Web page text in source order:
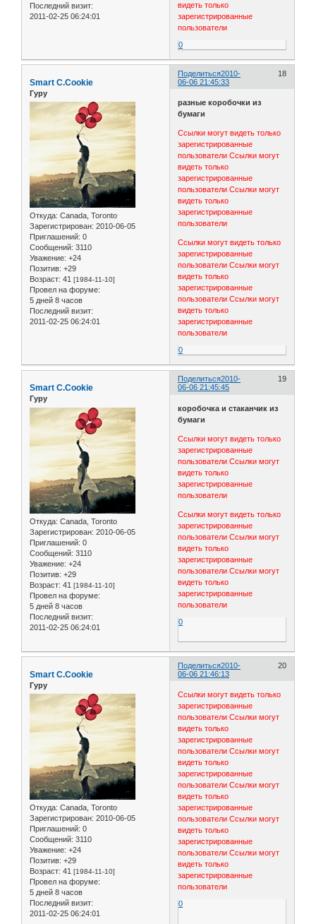
Последний визит:
2011-02-25 06:24:01
видеть только
зарегистрированные
пользователи
0
Поделиться 18
2010-
06-06 21:45:33
Smart C.Cookie
Гуру
Откуда: Canada, Toronto
Зарегистрирован: 2010-06-05
Приглашений: 0
Сообщений: 3110
Уважение: +24
Позитив: +29
Возраст: 41 [1984-11-10]
Провел на форуме:
5 дней 8 часов
Последний визит:
2011-02-25 06:24:01
разные коробочки из
бумаги
Ссылки могут видеть только
зарегистрированные
пользователи Ссылки могут
видеть только
зарегистрированные
пользователи Ссылки могут
видеть только
зарегистрированные
пользователи
Ссылки могут видеть только
зарегистрированные
пользователи Ссылки могут
видеть только
зарегистрированные
пользователи Ссылки могут
видеть только
зарегистрированные
пользователи
0
Поделиться 19
2010-
06-06 21:45:45
Smart C.Cookie
Гуру
Откуда: Canada, Toronto
Зарегистрирован: 2010-06-05
Приглашений: 0
Сообщений: 3110
Уважение: +24
Позитив: +29
Возраст: 41 [1984-11-10]
Провел на форуме:
5 дней 8 часов
Последний визит:
2011-02-25 06:24:01
коробочка и стаканчик из
бумаги
Ссылки могут видеть только
зарегистрированные
пользователи Ссылки могут
видеть только
зарегистрированные
пользователи
Ссылки могут видеть только
зарегистрированные
пользователи Ссылки могут
видеть только
зарегистрированные
пользователи Ссылки могут
видеть только
зарегистрированные
пользователи
0
Поделиться 20
2010-
06-06 21:46:13
Smart C.Cookie
Гуру
Откуда: Canada, Toronto
Зарегистрирован: 2010-06-05
Приглашений: 0
Сообщений: 3110
Уважение: +24
Позитив: +29
Возраст: 41 [1984-11-10]
Провел на форуме:
5 дней 8 часов
Последний визит:
2011-02-25 06:24:01
Ссылки могут видеть только
зарегистрированные
пользователи Ссылки могут
видеть только
зарегистрированные
пользователи Ссылки могут
видеть только
зарегистрированные
пользователи Ссылки могут
видеть только
зарегистрированные
пользователи Ссылки могут
видеть только
зарегистрированные
пользователи Ссылки могут
видеть только
зарегистрированные
пользователи
0